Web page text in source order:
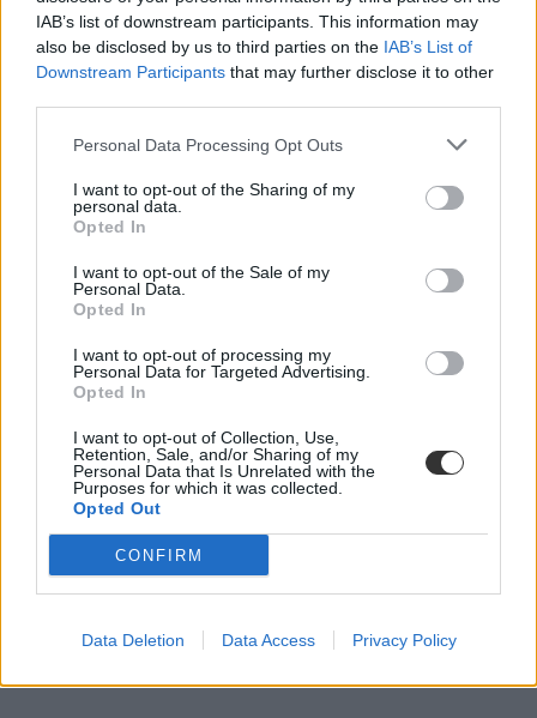
IAB’s list of downstream participants. This information may
also be disclosed by us to third parties on the IAB’s List of
Downstream Participants that may further disclose it to other
Personal Data Processing Opt Outs
I want to opt-out of the Sharing of my
personal data.
Opted In
I want to opt-out of the Sale of my
Personal Data.
Opted In
I want to opt-out of processing my
Personal Data for Targeted Advertising.
Opted In
I want to opt-out of Collection, Use,
Retention, Sale, and/or Sharing of my
Personal Data that Is Unrelated with the
Purposes for which it was collected.
Opted Out
CONFIRM
Data Deletion Data Access Privacy Policy
popikonok
amerika
egyetemi kurzus
Ausztrália
beyonce
Taylor Swift
Harry Styles